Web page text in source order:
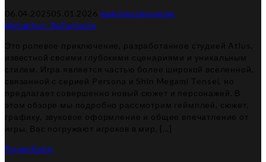
06.04.202505.01.2026 maksimscharapow
Metaphor: ReFantazio
Это ролевое приключение, разработанное студией Atlus,
известной своими глубокими сценариями и уникальным
стилем. Игра является частью более широкой вселенной,
связанной с серией Persona и Shin Megami Tensei, но
предлагает совершенно новый сюжет и персонажей. В
этом обзоре мы подробно рассмотрим геймплей, сюжет,
графику, звуковое оформление и общее впечатление от
игры. Вас погружают игроков в мир, […]
Подробнее